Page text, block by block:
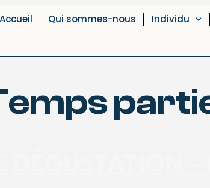
Accueil Qui sommes-nous Individu